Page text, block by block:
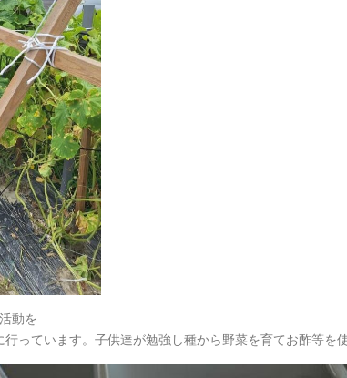
動を
っています。子供達が勉強し種から野菜を育てお酢等を